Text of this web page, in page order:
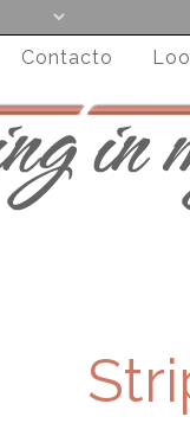
Contacto